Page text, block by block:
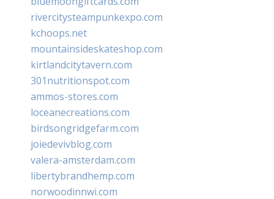
rivercitysteampunkexpo.com
kchoops.net
mountainsideskateshop.com
kirtlandcitytavern.com
301nutritionspot.com
ammos-stores.com
loceanecreations.com
birdsongridgefarm.com
joiedevivblog.com
valera-amsterdam.com
libertybrandhemp.com
norwoodinnwi.com